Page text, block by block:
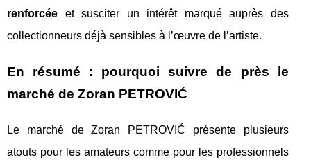
renforcée et susciter un intérêt marqué auprès des
collectionneurs déjà sensibles à l’œuvre de l’artiste.
En résumé : pourquoi suivre de près le
marché de Zoran PETROVIĆ
Le marché de Zoran PETROVIĆ présente plusieurs
atouts pour les amateurs comme pour les professionnels